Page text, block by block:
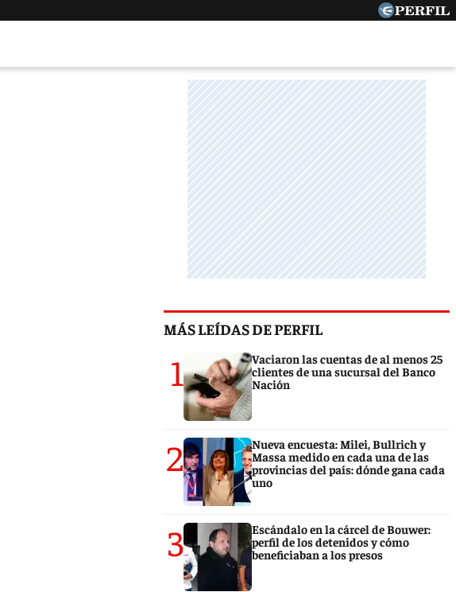
MÁS LEÍDAS DE PERFIL
1
Vaciaron las cuentas de al menos 25
clientes de una sucursal del Banco
Nación
2
Nueva encuesta: Milei, Bullrich y
Massa medido en cada una de las
provincias del país: dónde gana cada
uno
3
Escándalo en la cárcel de Bouwer:
perfil de los detenidos y cómo
beneficiaban a los presos